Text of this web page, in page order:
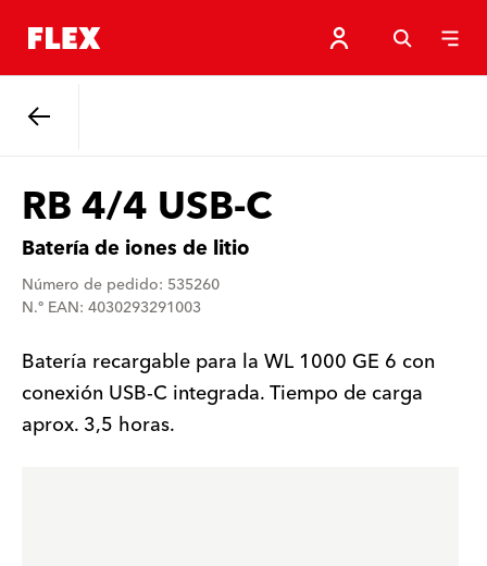
RB 4/4 USB-C
Batería de iones de litio
Número de pedido: 535260
N.º EAN: 4030293291003
Batería recargable para la WL 1000 GE 6 con
conexión USB-C integrada. Tiempo de carga
aprox. 3,5 horas.